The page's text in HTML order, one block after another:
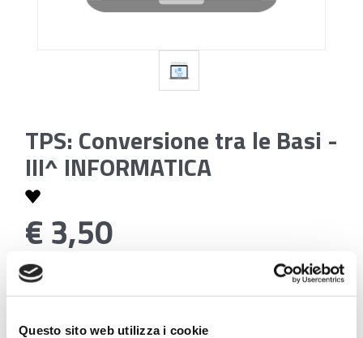
Questo sito web utilizza i cookie
TPS: Conversione tra le Basi -
III^ INFORMATICA
€ 3,50
Codice: TPS: Conversione tra le Basi - III^ INFORMATICA